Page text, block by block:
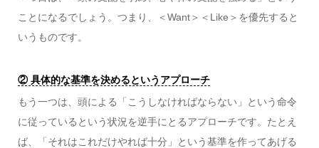
ことになるでしょう。つまり、＜Want＞＜Like＞を優先すると
いうものです。
② 具体的な基準を決めるというアプローチ
もう一つは、頭による「こうしなければならない」という命令
に従っているという状況を逆手にとるアプローチです。たとえ
ば、「それはこれだけやれば十分」という基準を作ってあげる